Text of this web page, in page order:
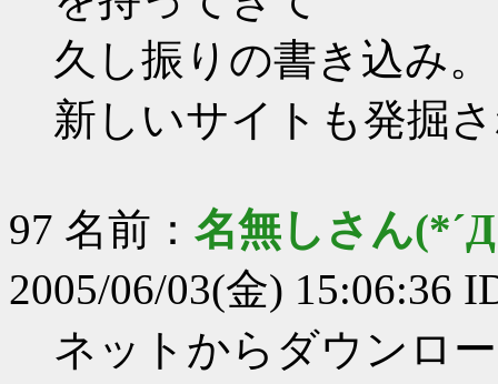
久し振りの書き込み。
新しいサイトも発掘
97 名前： 名無しさん
2005/06/03(金) 15:06:36
ネットからダウンロ